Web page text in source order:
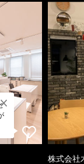
株式会社